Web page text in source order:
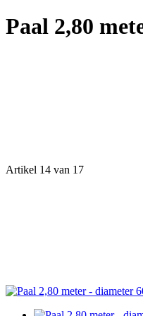
Paal 2,80
Artikel 14 van 17